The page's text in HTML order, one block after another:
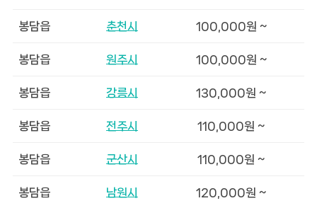
봉담읍 춘천시 100,000원 ~
봉담읍 원주시 100,000원 ~
봉담읍 강릉시 130,000원 ~
봉담읍 전주시 110,000원 ~
봉담읍 군산시 110,000원 ~
봉담읍 남원시 120,000원 ~